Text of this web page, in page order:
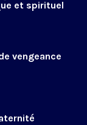
et spirituel
vengeance